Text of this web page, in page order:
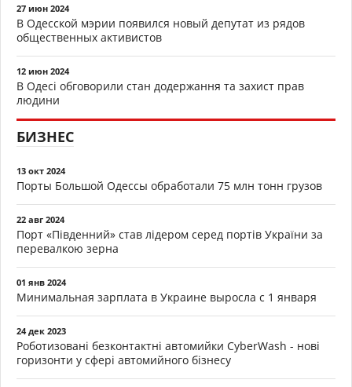
27 июн 2024
В Одесской мэрии появился новый депутат из рядов
общественных активистов
12 июн 2024
В Одесі обговорили стан додержання та захист прав
людини
БИЗНЕС
13 окт 2024
Порты Большой Одессы обработали 75 млн тонн грузов
22 авг 2024
Порт «Південний» став лідером серед портів України за
перевалкою зерна
01 янв 2024
Минимальная зарплата в Украине выросла с 1 января
24 дек 2023
Роботизовані безконтактні автомийки CyberWash - нові
горизонти у сфері автомийного бізнесу